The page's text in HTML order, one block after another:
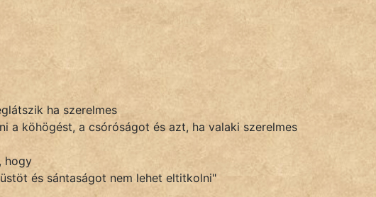
ha szerelmes
a köhögést, a csóróságot és azt, ha valaki szerelmes
hogy
és sántaságot nem lehet eltitkolni"